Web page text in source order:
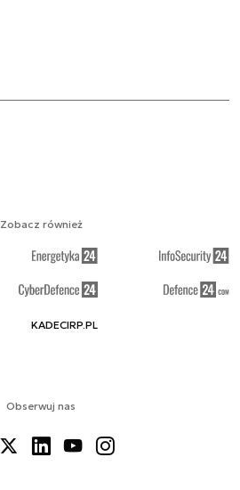
Obserwuj nas
Zobacz również
KADECIRP.PL